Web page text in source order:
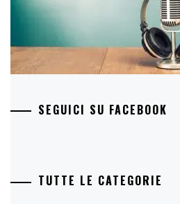
SEGUICI SU FACEBOOK
TUTTE LE CATEGORIE